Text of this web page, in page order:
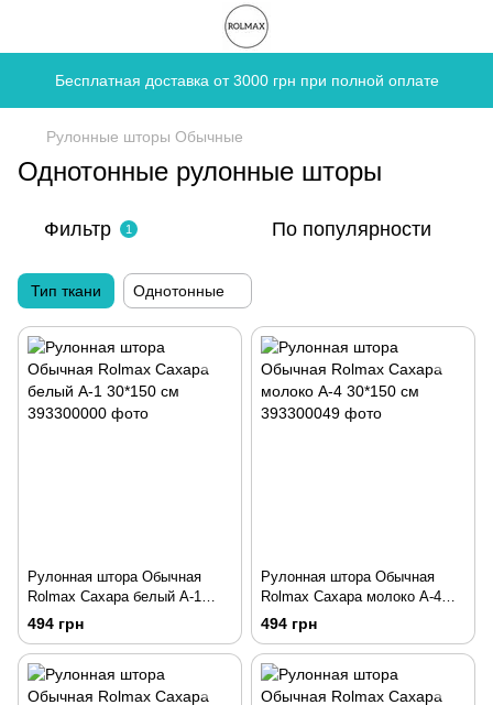
Бесплатная доставка от 3000 грн при полной оплате
Рулонные шторы Обычные
Однотонные рулонные шторы
Фильтр 1 По популярности
Тип ткани Однотонные
Рулонная штора Обычная
Rolmax Сахара белый А-1
30*150 см
494 грн
Рулонная штора Обычная
Rolmax Сахара молоко А-4
30*150 см
494 грн